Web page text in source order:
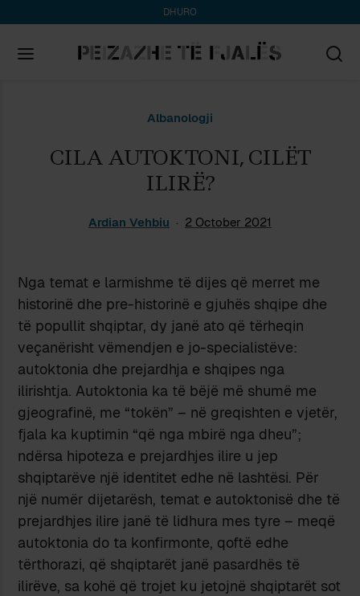
DHURO
Albanologji
CILA AUTOKTONI, CILËT
ILIRË?
Ardian Vehbiu 2 October 2021
Nga temat e larmishme të dijes që merret me
historinë dhe pre-historinë e gjuhës shqipe dhe
të popullit shqiptar, dy janë ato që tërheqin
veçanërisht vëmendjen e jo-specialistëve:
autoktonia dhe prejardhja e shqipes nga
ilirishtja. Autoktonia ka të bëjë më shumë me
gjeografinë, me “tokën” – në greqishten e vjetër,
fjala ka kuptimin “që nga mbirë nga dheu”;
ndërsa hipoteza e prejardhjes ilire u jep
shqiptarëve një identitet edhe në lashtësi. Për
një numër dijetarësh, temat e autoktonisë dhe të
prejardhjes ilire janë të lidhura mes tyre – meqë
autoktonia do ta konfirmonte, qoftë edhe
tërthorazi, që shqiptarët janë pasardhës të
ilirëve, sa kohë që trojet ku jetojnë shqiptarët sot